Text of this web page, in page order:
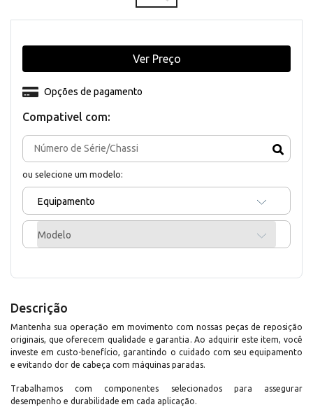
Compativel com:
ou selecione um modelo:
Equipamento
Modelo
Opções de pagamento
Ver Preço
Descrição
Mantenha sua operação em movimento com nossas peças de reposição
originais, que oferecem qualidade e garantia. Ao adquirir este item, você
investe em custo-benefício, garantindo o cuidado com seu equipamento
e evitando dor de cabeça com máquinas paradas.
Trabalhamos com componentes selecionados para assegurar
desempenho e durabilidade em cada aplicação.